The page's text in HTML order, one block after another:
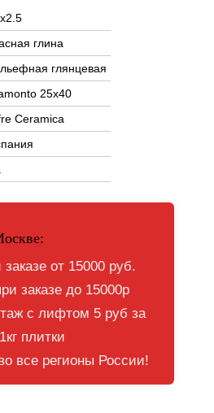
глина
глянцевая
25x40
Ceramica
от 15000 руб.
заказе до 15000р
с лифтом 5 руб за
1кг плитки
все регионы России!